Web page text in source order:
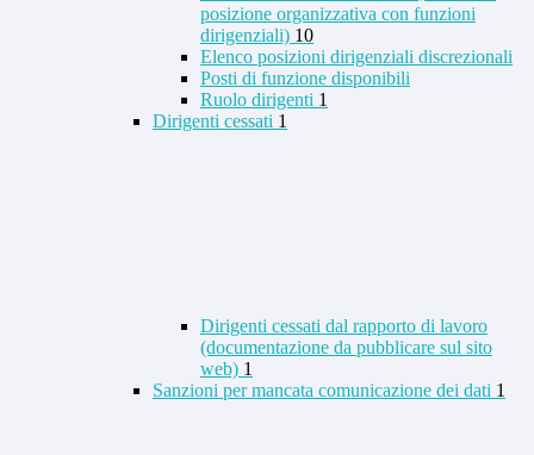
posizione organizzativa con funzioni
dirigenziali) 10
Elenco posizioni dirigenziali discrezionali
Posti di funzione disponibili
Ruolo dirigenti 1
Dirigenti cessati 1
Dirigenti cessati dal rapporto di lavoro
(documentazione da pubblicare sul sito
web) 1
Sanzioni per mancata comunicazione dei dati 1